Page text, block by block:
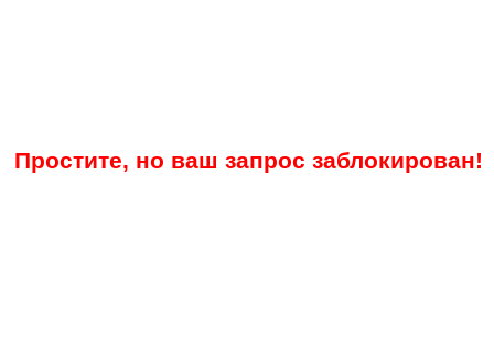
Простите, но ваш запрос заблокирован!